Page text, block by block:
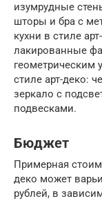
изумрудные
шторы и бра с
кухни в стиле
лакированные
геометрическим
стиле арт-деко:
зеркало с
подвесками.
Бюджет
Примерная
деко может
рублей, в